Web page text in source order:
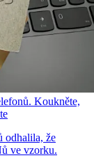
Koukněte,
odhalila, že
ve vzorku.